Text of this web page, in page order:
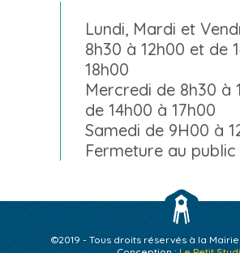
Lundi, Mardi et
8h30 à 12h00 et de
18h00
Mercredi de 8h30 à
de 14h00 à 17h00
Samedi de 9H00 à
Fermeture au
©2019 - Tous droits réservés à la